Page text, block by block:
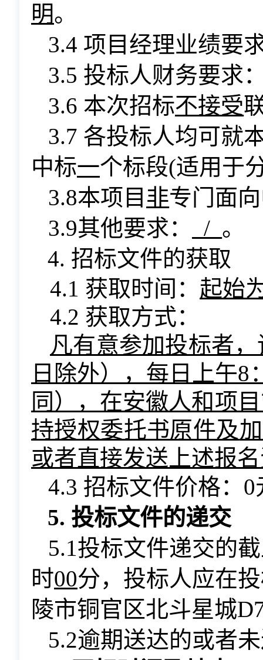
明。
3.4 项目经理业绩要
3.5 投标人财务要求
3.6 本次招标不接受
3.7 各投标人均可就
中标一个标段(适用于
3.8本项目 非专门面
3.9其他要求：
/ 。
4. 招标文件的获取
4.1 获取时间： 起始
4.2 获取方式：
凡有意参加投标者
日除外），每日上午8
同），在安徽人和项
持授权委托书原件及
或者直接发送上述报
4.3 招标文件价格：0
5. 投标文件的递交
5.1投标文件递交的
时00分，投标人应在
陵市铜官区北斗星城
5.2逾期送达的或者